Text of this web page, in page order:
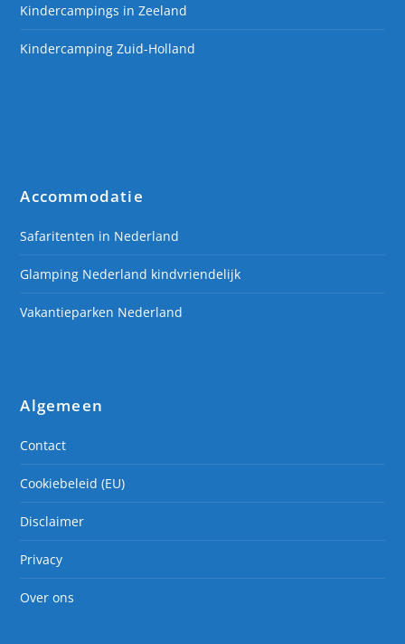
Kindercampings in Zeeland
Kindercamping Zuid-Holland
Accommodatie
Safaritenten in Nederland
Glamping Nederland kindvriendelijk
Vakantieparken Nederland
Algemeen
Contact
Cookiebeleid (EU)
Disclaimer
Privacy
Over ons